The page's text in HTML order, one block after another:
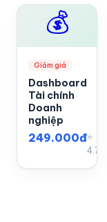
💰
Giảm giá
Dashboard
Tài chính
Doanh
nghiệp
249.000đ⭐
4.7